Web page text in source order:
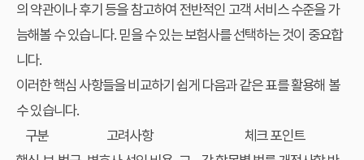
의 약관이나 후기 등을 참고하여 전반적인 고객 서비스 수준을 가
늠해볼 수 있습니다. 믿을 수 있는 보험사를 선택하는 것이 중요합
니다.
이러한 핵심 사항들을 비교하기 쉽게 다음과 같은 표를 활용해 볼
수 있습니다.
구분
고려사항
체크 포인트